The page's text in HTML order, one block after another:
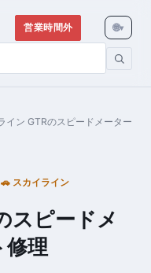
営業時間外 🌐▾
イン GTRのスピードメーター
🚗 スカイライン
スピードメ
修理